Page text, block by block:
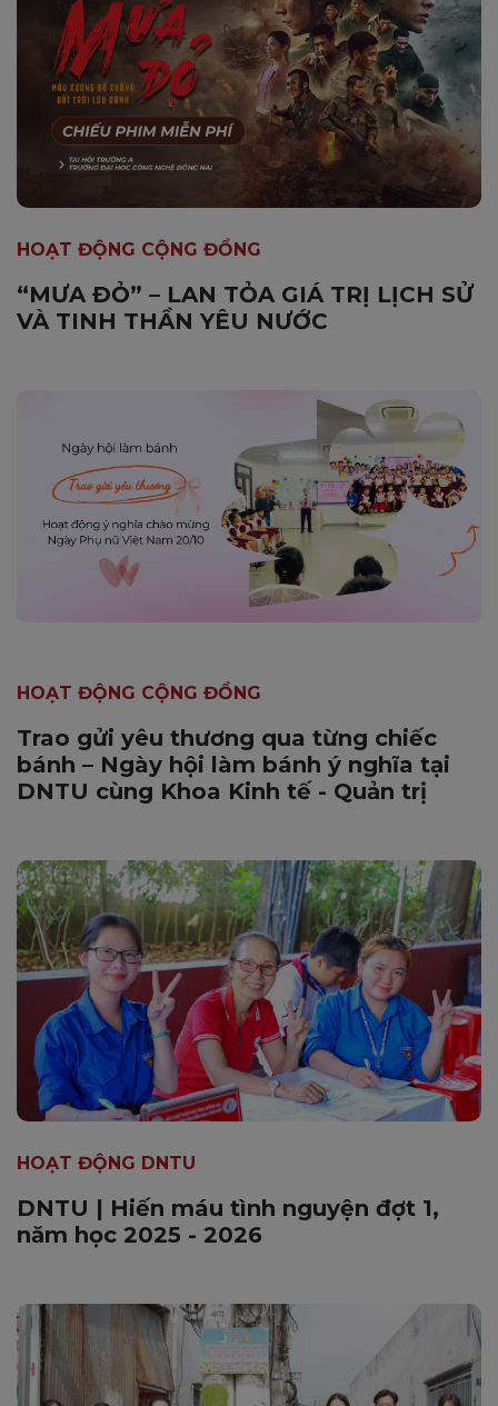
HOẠT ĐỘNG CỘNG ĐỒNG
“MƯA ĐỎ” – LAN TỎA GIÁ TRỊ LỊCH SỬ
VÀ TINH THẦN YÊU NƯỚC
HOẠT ĐỘNG CỘNG ĐỒNG
Trao gửi yêu thương qua từng chiếc
bánh – Ngày hội làm bánh ý nghĩa tại
DNTU cùng Khoa Kinh tế - Quản trị
HOẠT ĐỘNG DNTU
DNTU | Hiến máu tình nguyện đợt 1,
năm học 2025 - 2026